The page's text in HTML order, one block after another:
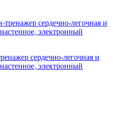
сердечно-легочная и
электронный